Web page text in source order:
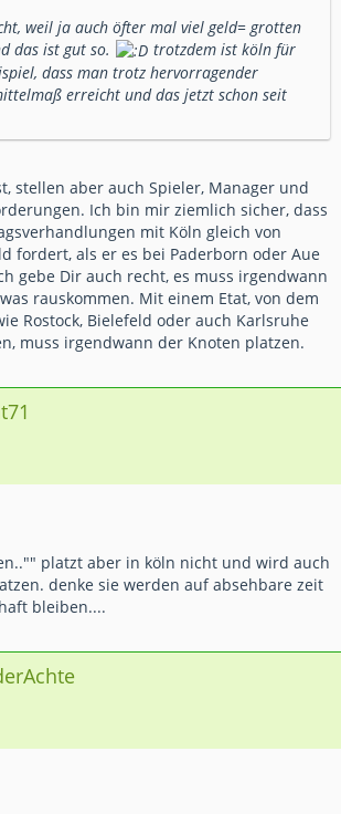
weil ja auch öfter mal viel geld= grotten
das ist gut so.
trotzdem ist köln für
dass man trotz hervorragender
erreicht und das jetzt schon seit
stellen aber auch Spieler, Manager und
Ich bin mir ziemlich sicher, dass
mit Köln gleich von
fordert, als er es bei Paderborn oder Aue
gebe Dir auch recht, es muss irgendwann
rauskommen. Mit einem Etat, von dem
Rostock, Bielefeld oder auch Karlsruhe
muss irgendwann der Knoten platzen.
platzt aber in köln nicht und wird auch
denke sie werden auf absehbare zeit
bleiben....